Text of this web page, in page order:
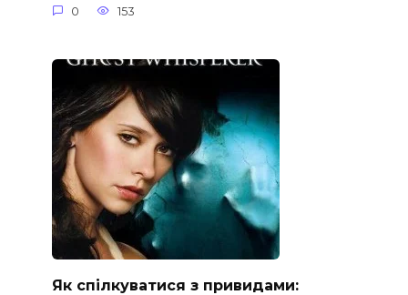
0 153
Як спілкуватися з привидами: